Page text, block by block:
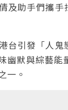
及助手們攜
台引發「人
幽默與綜藝
一。